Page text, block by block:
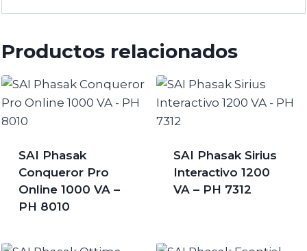
Productos relacionados
SAI Phasak
Conqueror Pro
Online 1000 VA –
PH 8010
SAI Phasak Sirius
Interactivo 1200
VA – PH 7312